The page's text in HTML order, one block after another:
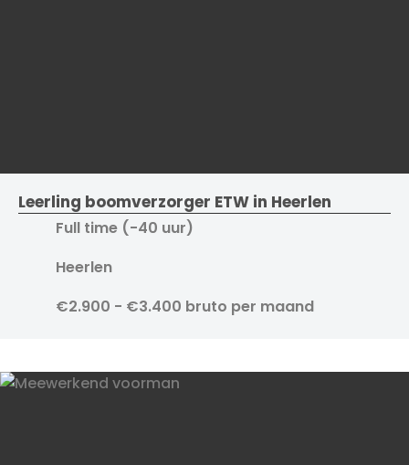
Leerling boomverzorger ETW in Heerlen
Full time (-40 uur)
Heerlen
€2.900 - €3.400 bruto per maand